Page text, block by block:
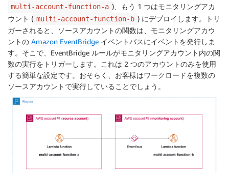
multi-account-function-a )、もう 1 つはモニタリングアカ
ウント ( multi-account-function-b ) にデプロイします。トリ
ガーされると、ソースアカウントの関数は、モニタリングアカウ
ントの Amazon EventBridge イベントバスにイベントを発行しま
す。そこで、EventBridge ルールがモニタリングアカウント内の関
数の実行をトリガーします。これは 2 つのアカウントのみを使用
する簡単な設定です。おそらく、お客様はワークロードを複数の
ソースアカウントで実行していることでしょう。